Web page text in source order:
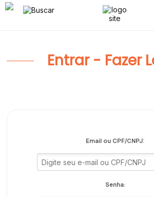
Entrar - Fazer
Email ou CPF/CNPJ:
Senha: